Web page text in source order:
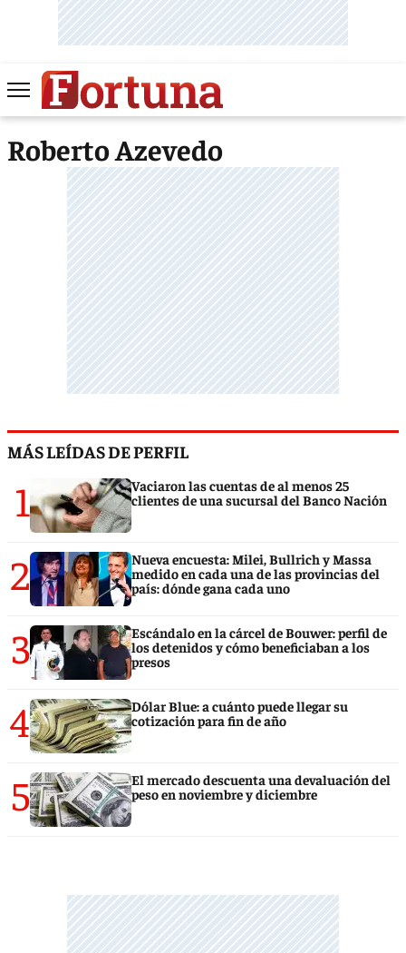
Roberto Azevedo
MÁS LEÍDAS DE PERFIL
1
Vaciaron las cuentas de al menos 25
clientes de una sucursal del Banco Nación
2
Nueva encuesta: Milei, Bullrich y Massa
medido en cada una de las provincias del
país: dónde gana cada uno
3
Escándalo en la cárcel de Bouwer: perfil de
los detenidos y cómo beneficiaban a los
presos
4
Dólar Blue: a cuánto puede llegar su
cotización para fin de año
5
El mercado descuenta una devaluación del
peso en noviembre y diciembre